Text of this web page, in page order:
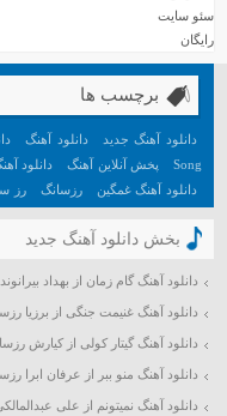
خرداد ۱۳۹۹
اردیبهشت ۱۳۹۹
فروردین ۱۳۹۹
اسفند ۱۳۹۸
بهمن ۱۳۹۸
دی ۱۳۹۸
آذر ۱۳۹۸
مهر ۱۳۹۸
شهریور ۱۳۹۸
مرداد ۱۳۹۸
تیر ۱۳۹۸
خرداد ۱۳۹۸
اردیبهشت ۱۳۹۸
سئو سایت
رایگان
برچسب ها
دانلود آهنگ جدید دانلود آهنگ
Song
پخش آنلاین آهنگ دانلود
دانلود آهنگ غمگین
رزسانگ رز
بخش دانلود آهنگ جدید
دانلود آهنگ گام زمان از بهداد
دانلود آهنگ غنیمت جنگی از برزیا
دانلود آهنگ گیتار کولی از کیارش
دانلود آهنگ منو ببر از عرفان ابرا
دانلود آهنگ نمیتونم از علی